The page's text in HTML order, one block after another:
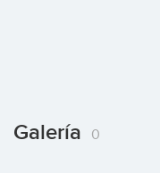
Galería 0